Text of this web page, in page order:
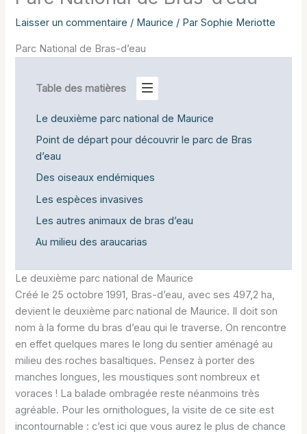
Laisser un commentaire / Maurice / ParSophie Meriotte
Parc National de Bras-d’eau
Table des matières
Le deuxième parc national de Maurice
Point de départ pour découvrir le parc de Bras
d’eau
Des oiseaux endémiques
Les espèces invasives
Les autres animaux de bras d’eau
Au milieu des araucarias
Le deuxième parc national de Maurice
Créé le 25 octobre 1991, Bras-d’eau, avec ses 497,2 ha,
devient le deuxième parc national de Maurice. Il doit son
nom à la forme du bras d’eau qui le traverse. On rencontre
en effet quelques mares le long du sentier aménagé au
milieu des roches basaltiques. Pensez à porter des
manches longues, les moustiques sont nombreux et
voraces ! La balade ombragée reste néanmoins très
agréable. Pour les ornithologues, la visite de ce site est
incontournable : c’est ici que vous aurez le plus de chance